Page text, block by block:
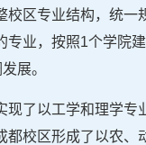
校区专业结构，统
业，按照1个学院
展。
了以工学和理学专
都校区形成了以农